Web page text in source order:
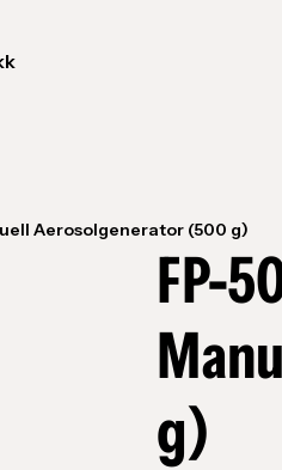
Aerosolgenerator (500 g)
FP-
g)